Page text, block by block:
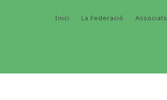
Inici La Federació Associats